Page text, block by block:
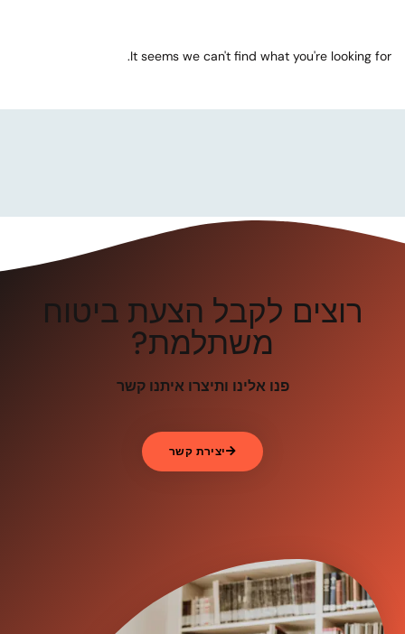
It seems we can't find what you're looking for.
רוצים לקבל הצעת ביטוח
משתלמת?
פנו אלינו ותיצרו איתנו קשר
יצירת קשר